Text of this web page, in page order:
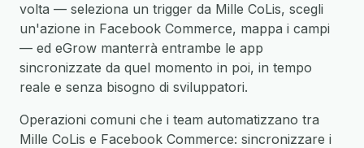
volta — seleziona un trigger da Mille CoLis, scegli
un'azione in Facebook Commerce, mappa i campi
— ed eGrow manterrà entrambe le app
sincronizzate da quel momento in poi, in tempo
reale e senza bisogno di sviluppatori.
Operazioni comuni che i team automatizzano tra
Mille CoLis e Facebook Commerce: sincronizzare i